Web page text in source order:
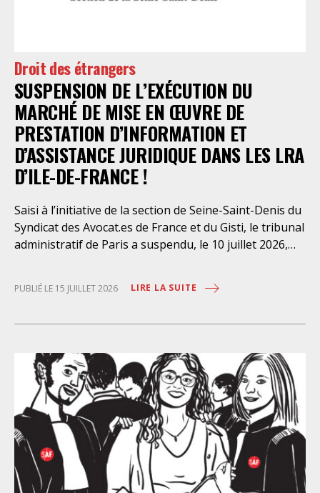
Droit des étrangers
SUSPENSION DE L’EXÉCUTION DU
MARCHÉ DE MISE EN ŒUVRE DE
PRESTATION D’INFORMATION ET
D’ASSISTANCE JURIDIQUE DANS LES LRA
D’ILE-DE-FRANCE !
Saisi à l’initiative de la section de Seine-Saint-Denis du
Syndicat des Avocat.es de France et du Gisti, le tribunal
administratif de Paris a suspendu, le 10 juillet 2026,
juridique des étrangers maintenus dans les locaux de
droits fondamentaux des personnes retenues et
contreviennent de manière flagrante aux règles
déontologiques régissant la profession d’avocat. Ainsi,
l’assistance dont bénéficient les personnes retenues,
limitée à trois heures de permanence téléphonique
quotidienne sauf le dimanche (la présence de l’avocat
dans les locaux n’étant prévue qu’à titre exceptionnel),
vise uniquement à « expliciter la procédure dont fait
PUBLIÉ LE 15 JUILLET 2026 LIRE LA SUITE